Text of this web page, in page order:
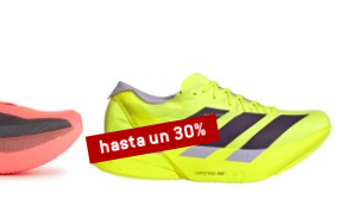
hasta un 30%